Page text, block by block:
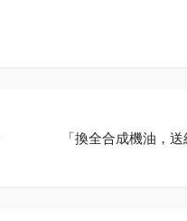
「換全合成機油，